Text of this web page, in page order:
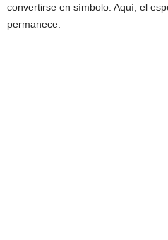
convertirse en símbolo. Aquí, el
permanece.